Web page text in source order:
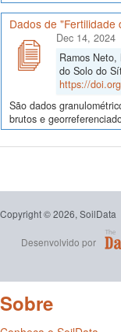
Dados de
Dec 14, 2024
Ramos
do Solo do
https://
São dados
brutos e
Copyright © 2026, SoilData
Desenvolvido por
Sobre